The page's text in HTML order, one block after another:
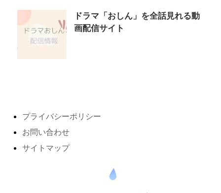
ドラマ「おしん」を全話見れる動
画配信サイト
プライバシーポリシー
お問い合わせ
サイトマップ